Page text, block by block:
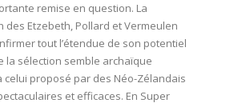
remise en question. La
des Etzebeth, Pollard et Vermeulen
tout l’étendue de son potentiel
la sélection semble archaïque
celui proposé par des Néo-Zélandais
et efficaces. En Super